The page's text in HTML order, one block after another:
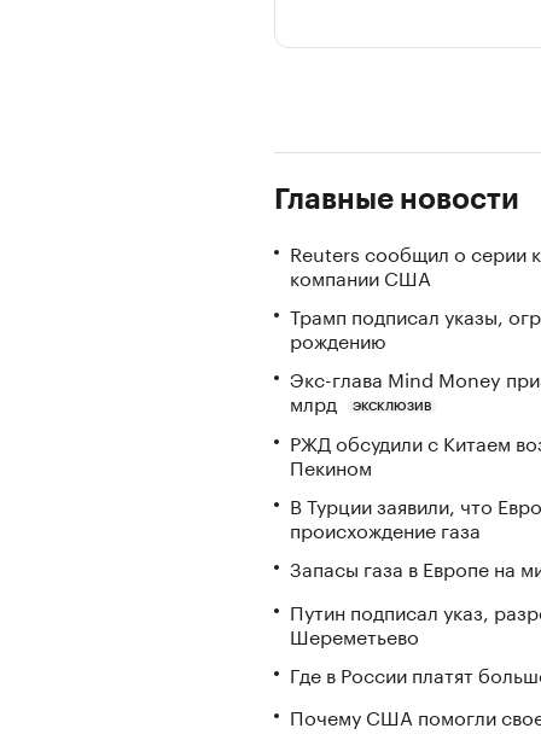
Главные новости
Reuters сообщил о серии
компании США
Трамп подписал указы,
рождению
Экс-глава Mind Money
млрд
ЭКСКЛЮЗИВ
РЖД обсудили с Китаем
Пекином
В Турции заявили, что
происхождение газа
Запасы газа в Европе на
Путин подписал указ,
Шереметьево
Где в России платят
Почему США помогли